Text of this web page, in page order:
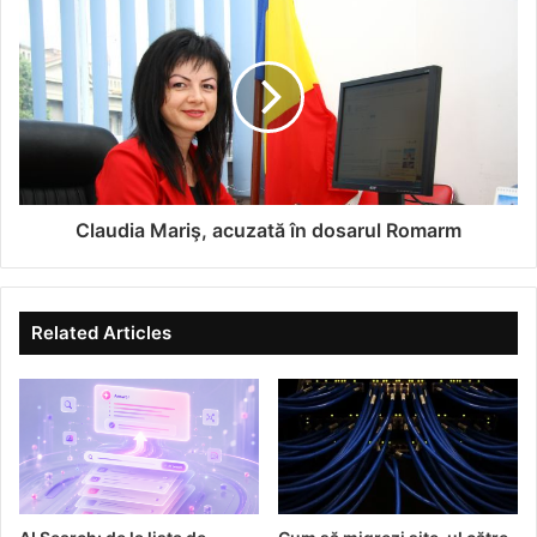
una de melamină. Imediat ce am semnat contractele a
apărut această necessitate pentru că Azomureș avea
camere de comandă separate pentru fiecare instalație și a
fost nevoie să le unificăm pentru a avea mult mai ușor
control al acestora. Contractorii noștrii au implementat
DCS-ul, controlul electronic al proceselor și aceste
procese vor fi conduse de aici, din această încăpere”, a
prezentat Vasile Stan proiectul finalizat.
ce va însemna 12 operatori pe fiecare tură care vor lucre în
patru schimburi.
“Instalațiile erau înainte controlate pneumatic, acum s-a
trecut la electronic, deci a necesitat o pregătire a
operatorilor foarte bună, pentru că, într-adevăr, este ceva
Claudia Mariş, acuzată în dosarul Romarm
Related Articles